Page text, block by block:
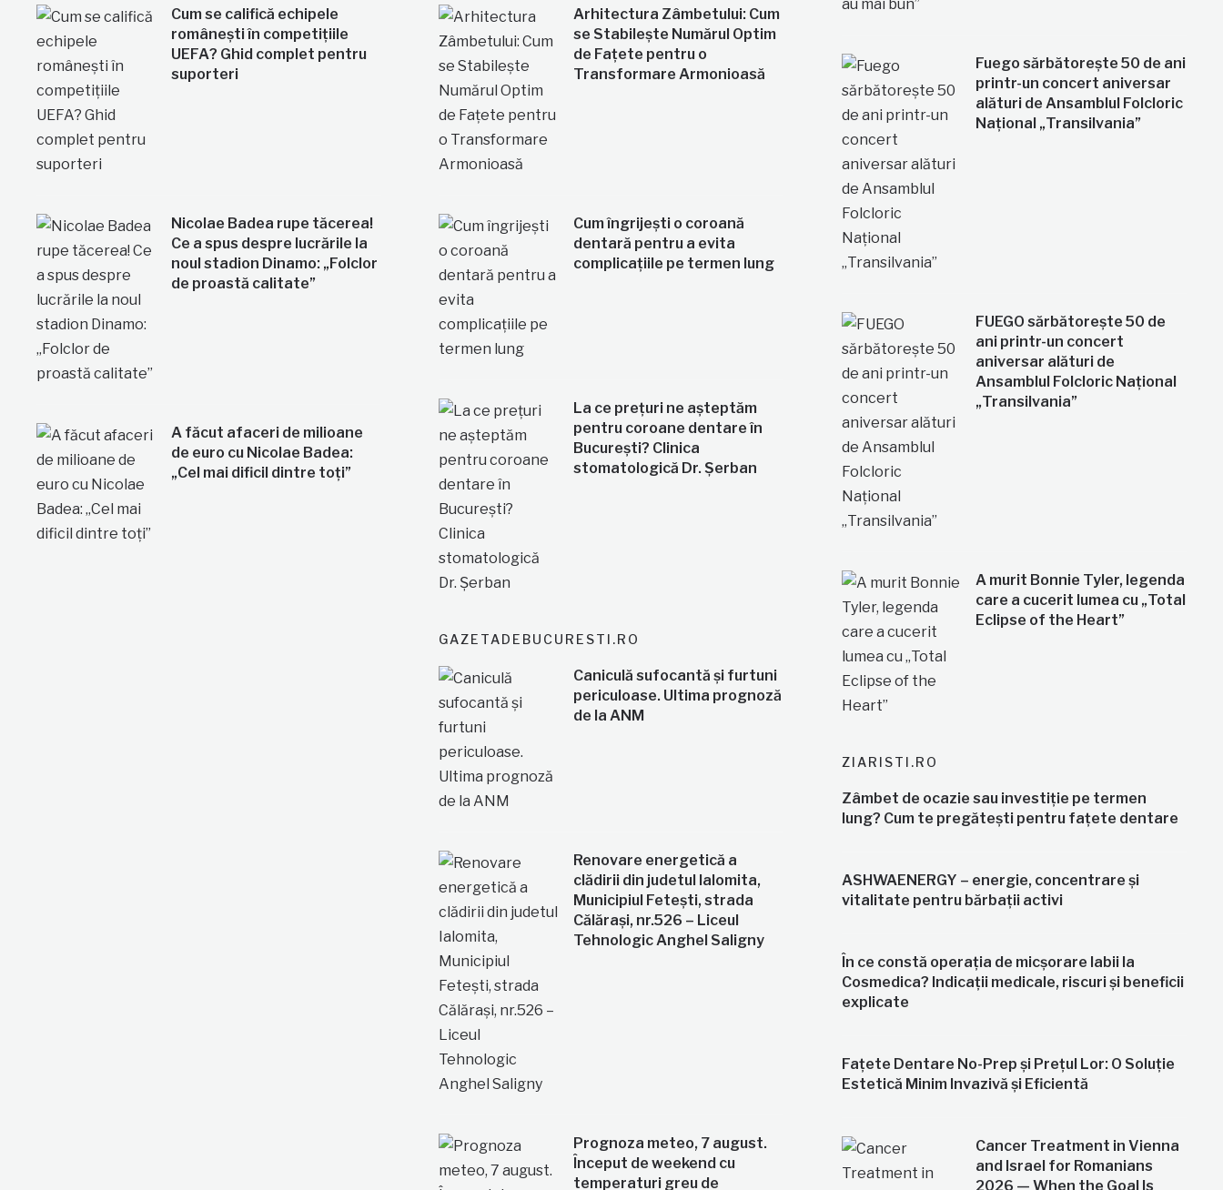
Cum se califică echipele
românești în competițiile
UEFA? Ghid complet pentru
suporteri
Nicolae Badea rupe tăcerea!
Ce a spus despre lucrările la
noul stadion Dinamo: „Folclor
de proastă calitate”
A făcut afaceri de milioane
de euro cu Nicolae Badea:
„Cel mai dificil dintre toți”
Arhitectura Zâmbetului: Cum
se Stabilește Numărul Optim
de Fațete pentru o
Transformare Armonioasă
Cum îngrijești o coroană
dentară pentru a evita
complicațiile pe termen lung
La ce prețuri ne așteptăm
pentru coroane dentare în
București? Clinica
stomatologică Dr. Șerban
GAZETADEBUCURESTI.RO
Caniculă sufocantă și furtuni
periculoase. Ultima prognoză
de la ANM
Renovare energetică a
clădirii din judetul Ialomita,
Municipiul Fetești, strada
Călărași, nr.526 – Liceul
Tehnologic Anghel Saligny
Prognoza meteo, 7 august.
Început de weekend cu
temperaturi greu de
Fuego sărbătorește 50 de ani
printr-un concert aniversar
alături de Ansamblul Folcloric
Național „Transilvania”
FUEGO sărbătorește 50 de
ani printr-un concert
aniversar alături de
Ansamblul Folcloric Național
„Transilvania”
A murit Bonnie Tyler, legenda
care a cucerit lumea cu „Total
Eclipse of the Heart”
ZIARISTI.RO
Zâmbet de ocazie sau investiție pe termen
lung? Cum te pregătești pentru fațete dentare
ASHWAENERGY – energie, concentrare și
vitalitate pentru bărbații activi
În ce constă operația de micșorare labii la
Cosmedica? Indicații medicale, riscuri și beneficii
explicate
Fațete Dentare No-Prep și Prețul Lor: O Soluție
Estetică Minim Invazivă și Eficientă
Cancer Treatment in Vienna
and Israel for Romanians
2026 — When the Goal Is